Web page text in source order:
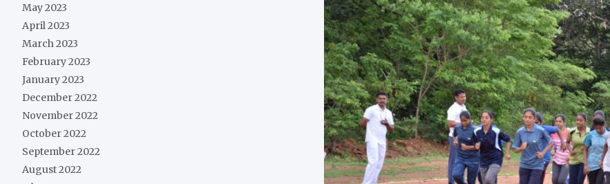
May 2023
April 2023
March 2023
February 2023
January 2023
December 2022
November 2022
October 2022
September 2022
August 2022